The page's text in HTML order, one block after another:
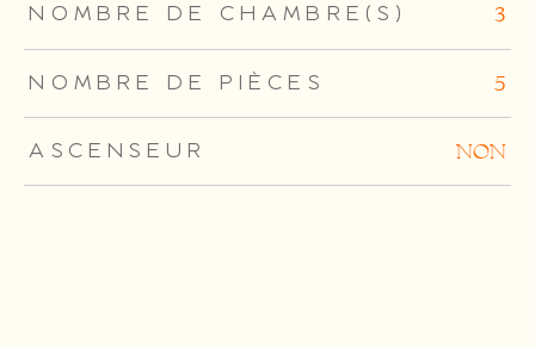
NOMBRE DE CHAMBRE(S) 3
NOMBRE DE PIÈCES 5
ASCENSEUR NON